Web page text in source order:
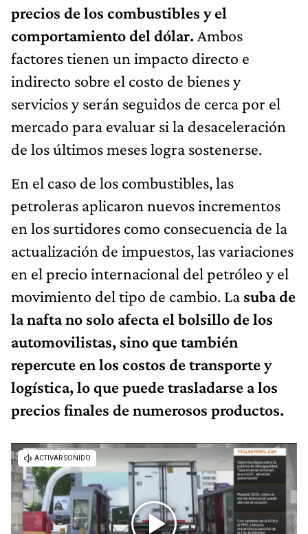
precios de los combustibles y el
comportamiento del dólar. Ambos
factores tienen un impacto directo e
indirecto sobre el costo de bienes y
servicios y serán seguidos de cerca por el
mercado para evaluar si la desaceleración
de los últimos meses logra sostenerse.
En el caso de los combustibles, las
petroleras aplicaron nuevos incrementos
en los surtidores como consecuencia de la
actualización de impuestos, las variaciones
en el precio internacional del petróleo y el
movimiento del tipo de cambio. La suba de
la nafta no solo afecta el bolsillo de los
automovilistas, sino que también
repercute en los costos de transporte y
logística, lo que puede trasladarse a los
precios finales de numerosos productos.